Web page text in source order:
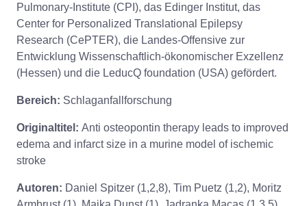
Pulmonary-Institute (CPI), das Edinger Institut, das
Center for Personalized Translational Epilepsy
Research (CePTER), die Landes-Offensive zur
Entwicklung Wissenschaftlich-ökonomischer Exzellenz
(Hessen) und die LeducQ foundation (USA) gefördert.
Bereich: Schlaganfallforschung
Originaltitel: Anti osteopontin therapy leads to improved
edema and infarct size in a murine model of ischemic
stroke
Autoren: Daniel Spitzer (1,2,8), Tim Puetz (1,2), Moritz